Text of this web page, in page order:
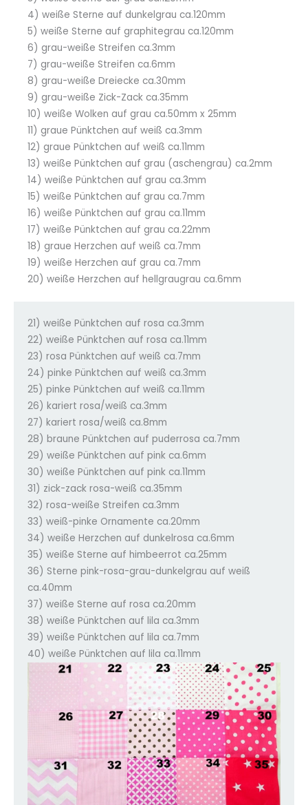
4) weiße Sterne auf dunkelgrau ca.120mm
5) weiße Sterne auf graphitegrau ca.120mm
6) grau-weiße Streifen ca.3mm
7) grau-weiße Streifen ca.6mm
8) grau-weiße Dreiecke ca.30mm
9) grau-weiße Zick-Zack ca.35mm
10) weiße Wolken auf grau ca.50mm x 25mm
11) graue Pünktchen auf weiß ca.3mm
12) graue Pünktchen auf weiß ca.11mm
13) weiße Pünktchen auf grau (aschengrau) ca.2mm
14) weiße Pünktchen auf grau ca.3mm
15) weiße Pünktchen auf grau ca.7mm
16) weiße Pünktchen auf grau ca.11mm
17) weiße Pünktchen auf grau ca.22mm
18) graue Herzchen auf weiß ca.7mm
19) weiße Herzchen auf grau ca.7mm
20) weiße Herzchen auf hellgraugrau ca.6mm
21) weiße Pünktchen auf rosa ca.3mm
22) weiße Pünktchen auf rosa ca.11mm
23) rosa Pünktchen auf weiß ca.7mm
24) pinke Pünktchen auf weiß ca.3mm
25) pinke Pünktchen auf weiß ca.11mm
26) kariert rosa/weiß ca.3mm
27) kariert rosa/weiß ca.8mm
28) braune Pünktchen auf puderrosa ca.7mm
29) weiße Pünktchen auf pink ca.6mm
30) weiße Pünktchen auf pink ca.11mm
31) zick-zack rosa-weiß ca.35mm
32) rosa-weiße Streifen ca.3mm
33) weiß-pinke Ornamente ca.20mm
34) weiße Herzchen auf dunkelrosa ca.6mm
35) weiße Sterne auf himbeerrot ca.25mm
36) Sterne pink-rosa-grau-dunkelgrau auf weiß
ca.40mm
37) weiße Sterne auf rosa ca.20mm
38) weiße Pünktchen auf lila ca.3mm
39) weiße Pünktchen auf lila ca.7mm
40) weiße Pünktchen auf lila ca.11mm